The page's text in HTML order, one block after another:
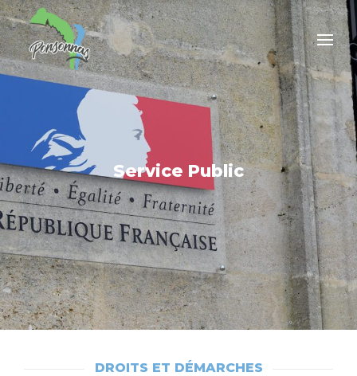
Service Public
DROITS ET DÉMARCHES